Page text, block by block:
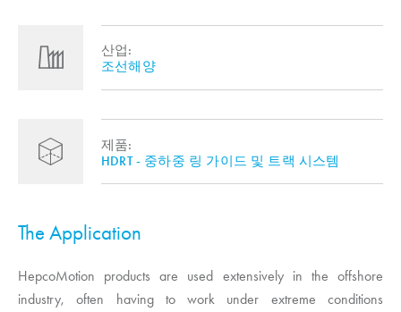
산업:
조선해양
제품:
HDRT - 중하중 링 가이드 및 트랙 시스템
The Application
HepcoMotion products are used extensively in the offshore
industry, often having to work under extreme conditions